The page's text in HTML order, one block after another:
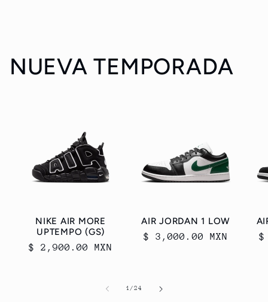
NUEVA TEMPORADA
NIKE AIR MORE
UPTEMPO (GS)
Precio
$ 2,900.00 MXN
AIR JORDAN 1 LOW
Precio
$ 3,000.00 MXN $
1/de
24